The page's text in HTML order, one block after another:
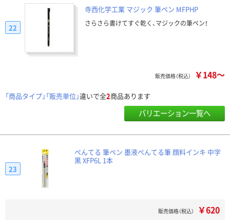
寺西化学工業 マジック 筆ペン MFPHP
さらさら書けてすぐ乾く、マジックの筆ペン！
22
販売価格（税込） ￥148～
「商品タイプ」「販売単位」違いで全2商品あります
バリエーション一覧へ
ぺんてる 筆ペン 墨液ぺんてる筆 顔料インキ 中字
黒 XFP6L 1本
23
販売価格（税込） ￥620